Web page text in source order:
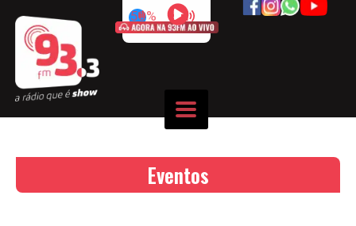
50%
Eventos